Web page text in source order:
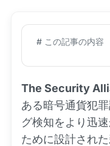
# この記事の内容
The Security
ある暗号通貨犯
グ検知をより迅
ために設計され